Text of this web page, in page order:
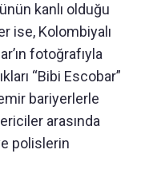
kanlı olduğu
ise, Kolombiyalı
fotoğrafıyla
“Bibi Escobar”
bariyerlerle
arasında
polislerin